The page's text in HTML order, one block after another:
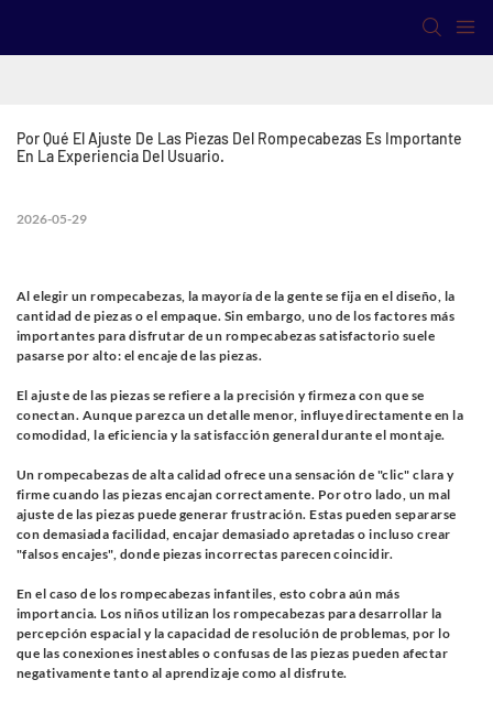
Por Qué El Ajuste De Las Piezas Del Rompecabezas Es Importante
En La Experiencia Del Usuario.
2026-05-29
Al elegir un rompecabezas, la mayoría de la gente se fija en el diseño, la
cantidad de piezas o el empaque. Sin embargo, uno de los factores más
importantes para disfrutar de un rompecabezas satisfactorio suele
pasarse por alto: el encaje de las piezas.
El ajuste de las piezas se refiere a la precisión y firmeza con que se
conectan. Aunque parezca un detalle menor, influye directamente en la
comodidad, la eficiencia y la satisfacción general durante el montaje.
Un rompecabezas de alta calidad ofrece una sensación de "clic" clara y
firme cuando las piezas encajan correctamente. Por otro lado, un mal
ajuste de las piezas puede generar frustración. Estas pueden separarse
con demasiada facilidad, encajar demasiado apretadas o incluso crear
"falsos encajes", donde piezas incorrectas parecen coincidir.
En el caso de los rompecabezas infantiles, esto cobra aún más
importancia. Los niños utilizan los rompecabezas para desarrollar la
percepción espacial y la capacidad de resolución de problemas, por lo
que las conexiones inestables o confusas de las piezas pueden afectar
negativamente tanto al aprendizaje como al disfrute.